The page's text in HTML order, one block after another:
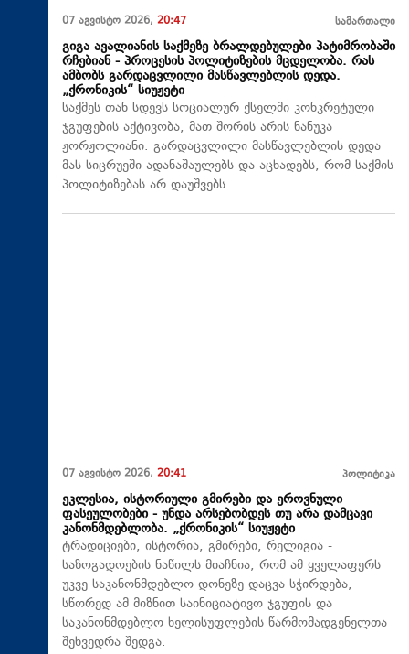
07 აგვისტო 2026, 20:47 სამართალი
გიგა ავალიანის საქმეზე ბრალდებულები პატიმრობაში
რჩებიან - პროცესის პოლიტიზების მცდელობა. რას
ამბობს გარდაცვლილი მასწავლებლის დედა.
„ქრონიკის“ სიუჟეტი
საქმეს თან სდევს სოციალურ ქსელში კონკრეტული
ჯგუფების აქტივობა, მათ შორის არის ნანუკა
ჟორჟოლიანი. გარდაცვლილი მასწავლებლის დედა
მას სიცრუეში ადანაშაულებს და აცხადებს, რომ საქმის
პოლიტიზებას არ დაუშვებს.
07 აგვისტო 2026, 20:41 პოლიტიკა
ეკლესია, ისტორიული გმირები და ეროვნული
ფასეულობები - უნდა არსებობდეს თუ არა დამცავი
კანონმდებლობა. „ქრონიკის“ სიუჟეტი
ტრადიციები, ისტორია, გმირები, რელიგია -
საზოგადოების ნაწილს მიაჩნია, რომ ამ ყველაფერს
უკვე საკანონმდებლო დონეზე დაცვა სჭირდება,
სწორედ ამ მიზნით საინიციატივო ჯგუფის და
საკანონმდებლო ხელისუფლების წარმომადგენელთა
შეხვედრა შედგა.